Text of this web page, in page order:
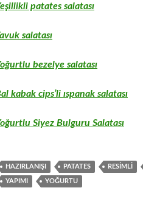
patates salatası
salatası
bezelye salatası
kabak cips’li ıspanak salatası
Siyez Bulguru Salatası
HAZIRLANIŞI PATATES RESIMLI
YAPIMI YOĞURTU